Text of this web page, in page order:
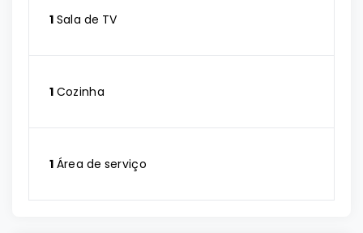
1 Sala de TV
1 Cozinha
1 Área de serviço